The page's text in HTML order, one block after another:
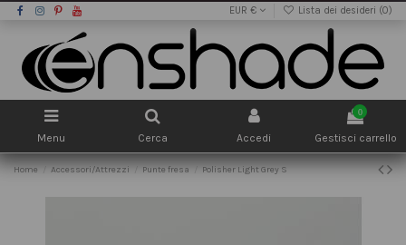
EUR € Lista dei desideri (0)
Menu Cerca Accedi
0
Gestisci carrello
Home Accessori/Attrezzi Punte fresa Polisher Light Grey S